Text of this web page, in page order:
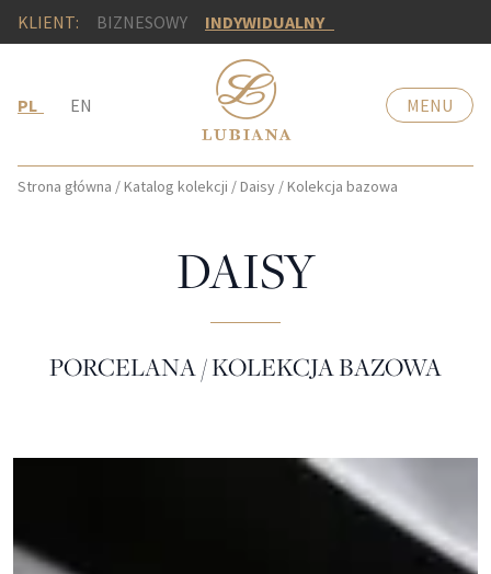
KLIENT: BIZNESOWY INDYWIDUALNY
PL EN MENU
Strona główna /Katalog kolekcji /Daisy /Kolekcja bazowa
DAISY
PORCELANA / KOLEKCJA BAZOWA